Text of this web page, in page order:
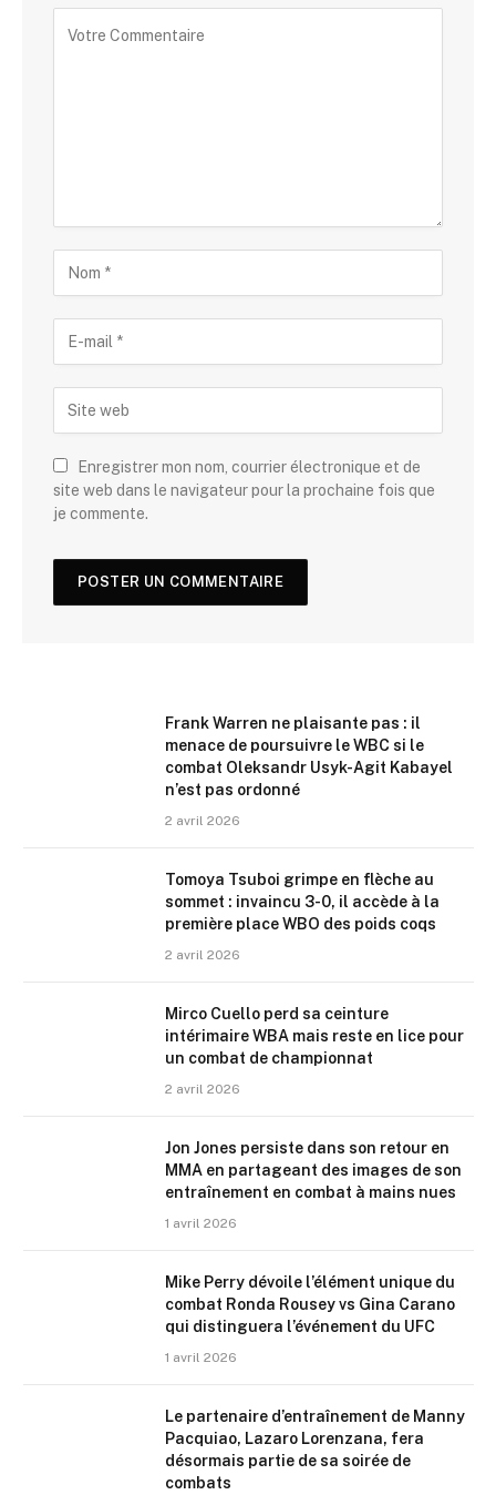
Enregistrer mon nom, courrier électronique et de
site web dans le navigateur pour la prochaine fois que
je commente.
Frank Warren ne plaisante pas : il
menace de poursuivre le WBC si le
combat Oleksandr Usyk-Agit Kabayel
n’est pas ordonné
2 avril 2026
Tomoya Tsuboi grimpe en flèche au
sommet : invaincu 3-0, il accède à la
première place WBO des poids coqs
2 avril 2026
Mirco Cuello perd sa ceinture
intérimaire WBA mais reste en lice pour
un combat de championnat
2 avril 2026
Jon Jones persiste dans son retour en
MMA en partageant des images de son
entraînement en combat à mains nues
1 avril 2026
Mike Perry dévoile l’élément unique du
combat Ronda Rousey vs Gina Carano
qui distinguera l’événement du UFC
1 avril 2026
Le partenaire d’entraînement de Manny
Pacquiao, Lazaro Lorenzana, fera
désormais partie de sa soirée de
combats